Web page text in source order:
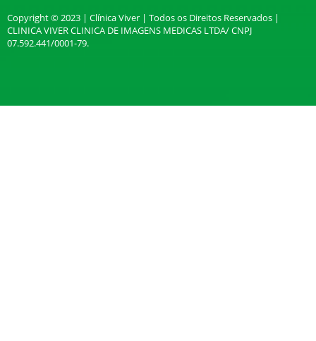
Copyright © 2023 | Clínica Viver | Todos os Direitos Reservados |
CLINICA VIVER CLINICA DE IMAGENS MEDICAS LTDA/ CNPJ
07.592.441/0001-79.